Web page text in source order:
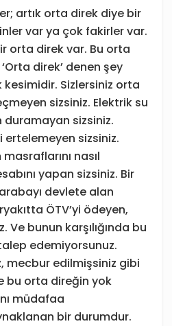
artık orta direk diye bir
var ya çok fakirler var.
orta direk var. Bu orta
direk’ denen şey
kesimidir. Sizlersiniz orta
sizsiniz. Elektrik su
duramayan sizsiniz.
ertelemeyen sizsiniz.
nasıl
yapan sizsiniz. Bir
devlete alan
ÖTV’yi ödeyen,
Ve bunun karşılığında bu
edemiyorsunuz.
mecbur edilmişsiniz gibi
bu orta direğin yok
müdafaa
bir durumdur.